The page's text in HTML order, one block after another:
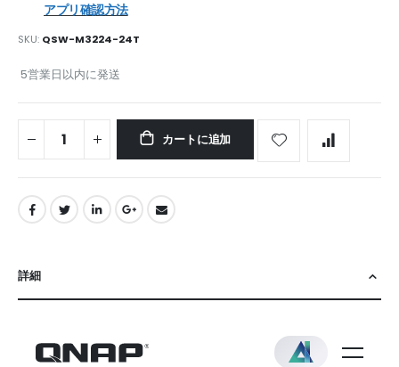
アプリ確認方法
SKU QSW-M3224-24T
5営業日以内に発送
カートに追加
詳細